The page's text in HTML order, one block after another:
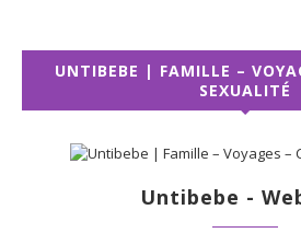
UNTIBEBE | FAMILLE –
SEXUALITÉ
Untibebe -